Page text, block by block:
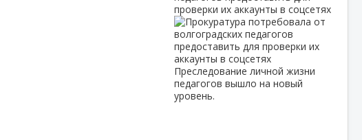
проверки их аккаунты в соцсетях
Преследование личной жизни
педагогов вышло на новый
уровень.